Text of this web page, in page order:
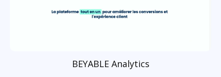
BEYABLE Analytics